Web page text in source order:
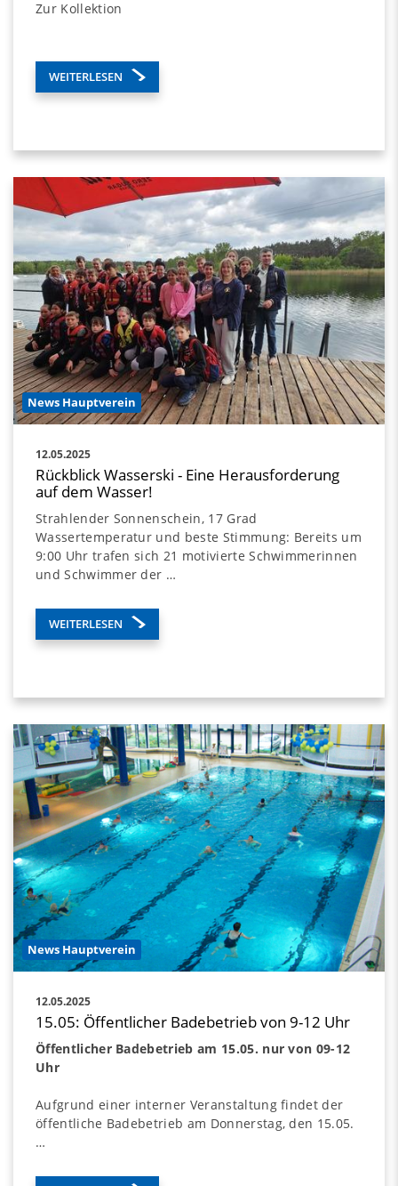
Zur Kollektion
WEITERLESEN
News Hauptverein
12.05.2025
Rückblick Wasserski - Eine Herausforderung
auf dem Wasser!
Strahlender Sonnenschein, 17 Grad
Wassertemperatur und beste Stimmung: Bereits um
9:00 Uhr trafen sich 21 motivierte Schwimmerinnen
und Schwimmer der …
WEITERLESEN
News Hauptverein
12.05.2025
15.05: Öffentlicher Badebetrieb von 9-12 Uhr
Öffentlicher Badebetrieb am 15.05. nur von 09-12
Uhr
Aufgrund einer interner Veranstaltung findet der
öffentliche Badebetrieb am Donnerstag, den 15.05.
…